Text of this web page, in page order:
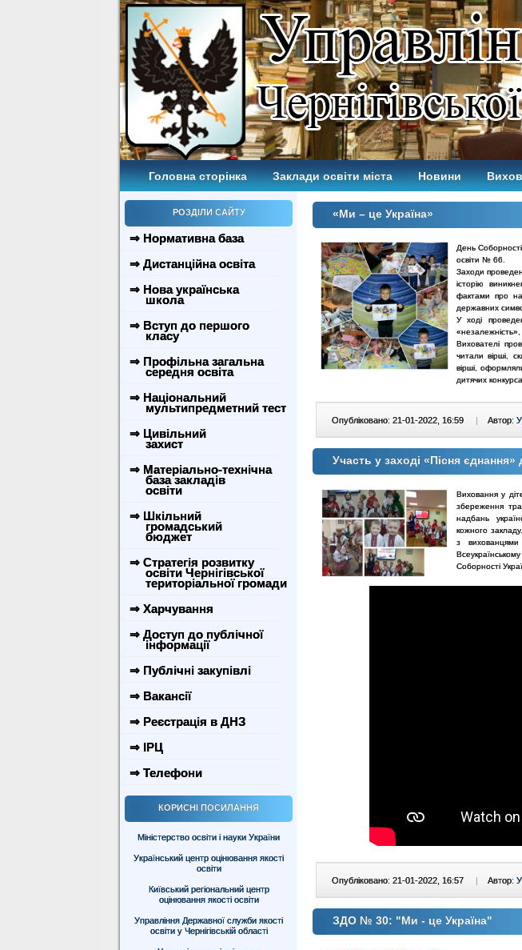
Головна сторінка Заклади освіти міста Новини
РОЗДІЛИ САЙТУ
⇒ Нормативна база
⇒ Дистанційна освіта
⇒ Нова українська
школа
⇒ Вступ до першого
класу
⇒ Профільна загальна
середня освіта
⇒ Національний
мультипредметний тест
⇒ Цивільний
захист
⇒ Матеріально-технічна
база закладів
освіти
⇒ Шкільний
громадський
бюджет
⇒ Стратегія розвитку
освіти Чернігівської
територіальної громади
⇒ Харчування
⇒ Доступ до публічної
інформації
⇒ Публічні закупівлі
⇒ Вакансії
⇒ Реєстрація в ДНЗ
⇒ ІРЦ
⇒ Телефони
КОРИСНІ ПОСИЛАННЯ
Міністерство освіти і науки України
Український центр оцінювання якості
освіти
Київський регіональний центр
оцінювання якості освіти
Управління Державної служби якості
освіти у Чернігівській області
«Ми – це Україна»
День
освіти № 66.
Заходи
історію
фактами про
державних
У ході
Вихователі
читали вірші,
вірші,
дитячих
Опубліковано: 21-01-2022, 16:59 | Автор:
Участь у заході «Пісня
Виховання у
збереження
надбань
кожного
з
Соборності
Опубліковано: 21-01-2022, 16:57 Автор:
ЗДО № 30: "Ми - це Україна"